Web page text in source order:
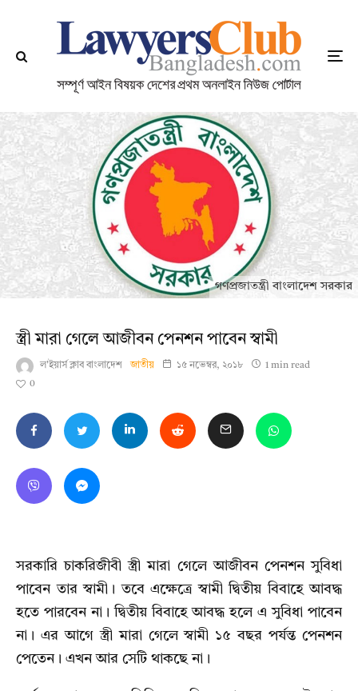
গণপ্রজাতন্ত্রী বাংলাদেশ সরকার
স্ত্রী মারা গেলে আজীবন পেনশন পাবেন স্বামী
ল'ইয়ার্স ক্লাব বাংলাদেশ জাতীয় ১৫ নভেম্বর, ২০১৮
1 min read
0
সরকারি চাকরিজীবী স্ত্রী মারা গেলে আজীবন পেনশন সুবিধা
পাবেন তার স্বামী। তবে এক্ষেত্রে স্বামী দ্বিতীয় বিবাহে আবদ্ধ
হতে পারবেন না। দ্বিতীয় বিবাহে আবদ্ধ হলে এ সুবিধা পাবেন
না। এর আগে স্ত্রী মারা গেলে স্বামী ১৫ বছর পর্যন্ত পেনশন
পেতেন। এখন আর সেটি থাকছে না।